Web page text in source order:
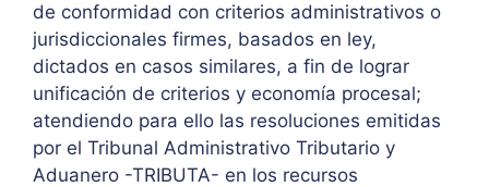
de conformidad con criterios administrativos o
jurisdiccionales firmes, basados en ley,
dictados en casos similares, a fin de lograr
unificación de criterios y economía procesal;
atendiendo para ello las resoluciones emitidas
por el Tribunal Administrativo Tributario y
Aduanero -TRIBUTA- en los recursos